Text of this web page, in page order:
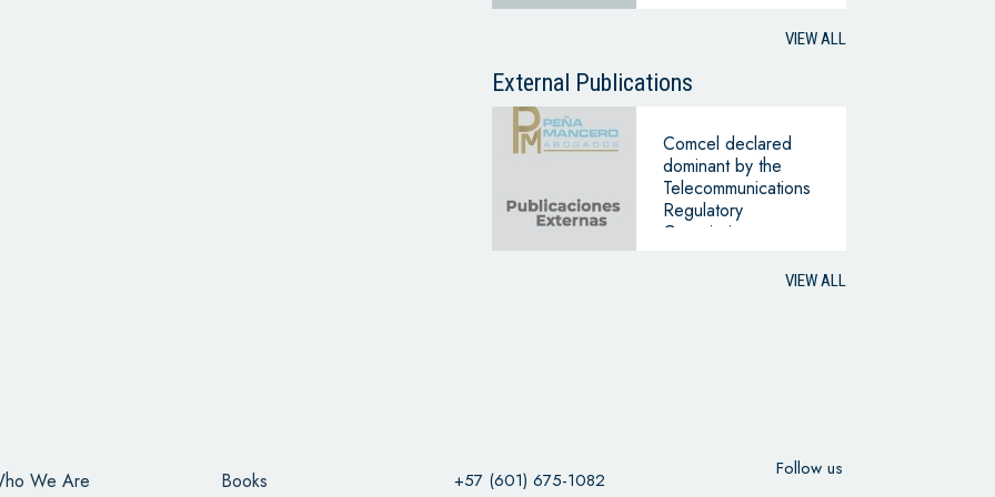
HYPOTHESIS OF
BUSINESS
VIEW ALL
External Publications
Comcel declared
dominant by the
Telecommunications
Regulatory
Commission
VIEW ALL
We Are Books +57 (601) 675-1082 Follow us